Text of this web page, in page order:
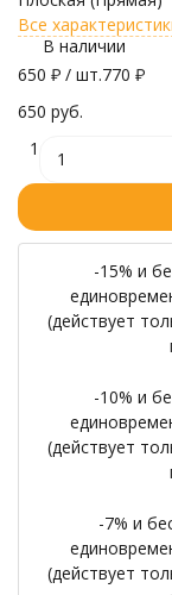
Все
В наличии
650 ₽ / шт.770 ₽
650 руб.
1
-15% и
(действует
-10% и
(действует
-7% и
(действует